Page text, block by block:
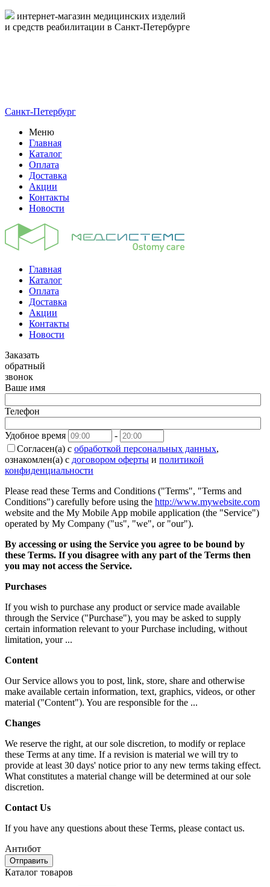
интернет-магазин медицинских изделий
и средств реабилитации в Санкт-Петербурге
Санкт-Петербург
Меню
Главная
Каталог
Оплата
Доставка
Акции
Контакты
Новости
Главная
Каталог
Оплата
Доставка
Акции
Контакты
Новости
Заказать
обратный
звонок
Ваше имя
Телефон
Удобное время
-
Согласен(а) с обработкой персональных данных,
ознакомлен(а) с договором оферты и политикой
конфиденциальности
Please read these Terms and Conditions ("Terms", "Terms and
Conditions") carefully before using the http://www.mywebsite.com
website and the My Mobile App mobile application (the "Service")
operated by My Company ("us", "we", or "our").
By accessing or using the Service you agree to be bound by
these Terms. If you disagree with any part of the Terms then
you may not access the Service.
Purchases
If you wish to purchase any product or service made available
through the Service ("Purchase"), you may be asked to supply
certain information relevant to your Purchase including, without
limitation, your ...
Content
Our Service allows you to post, link, store, share and otherwise
make available certain information, text, graphics, videos, or other
material ("Content"). You are responsible for the ...
Changes
We reserve the right, at our sole discretion, to modify or replace
these Terms at any time. If a revision is material we will try to
provide at least 30 days' notice prior to any new terms taking effect.
What constitutes a material change will be determined at our sole
discretion.
Contact Us
If you have any questions about these Terms, please contact us.
Антибот
Отправить
Каталог товаров